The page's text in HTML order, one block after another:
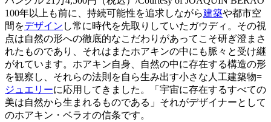
100年以上も前に、持続可能性を追求しながら建築や都市空
間をデザイン し常に時代を先取りしていたガウディ。その視
点は⾃然の形への徹底的なこだわりがあってこそ研ぎ澄まさ
れたものであり、それはまたホアキンの中にも脈々と受け継
がれています。ホアキン⾃⾝、⾃然の中に存在する構造の形
を観察し、それらの法則を⾃ら⽣み出す⼩さな⼈⼯建築物=
ジュエリーに応⽤してきました。「宇宙に存在するすべての
美は⾃然から⽣まれるものである」それがデザイナーとして
のホアキン・ベラオの信条です。